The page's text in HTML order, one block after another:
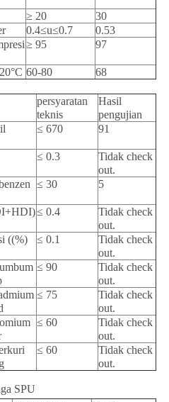
≥ 20
30
0.4≤u≤0.7
0.53
≥ 95 97
60-80 68
persyaratan
teknis
Hasil
pengujian
≤ 670 91
≤ 0.3
Tidak check
out.
≤ 30 5
≤ 0.4
Tidak check
out.
((%) ≤ 0.1
Tidak check
out.
≤ 90
Tidak check
out.
≤ 75
Tidak check
out.
≤ 60
Tidak check
out.
≤ 60
Tidak check
out.
SPU